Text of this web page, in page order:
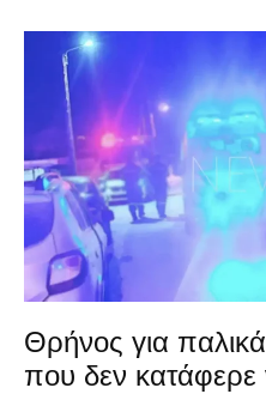
Θρήνος για
που δεν κατάφερε